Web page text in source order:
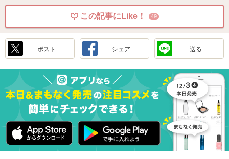
この記事にLike！ 49
ポスト シェア 送る